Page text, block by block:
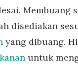
Membuang
disediakan
yang dibuang.
untuk